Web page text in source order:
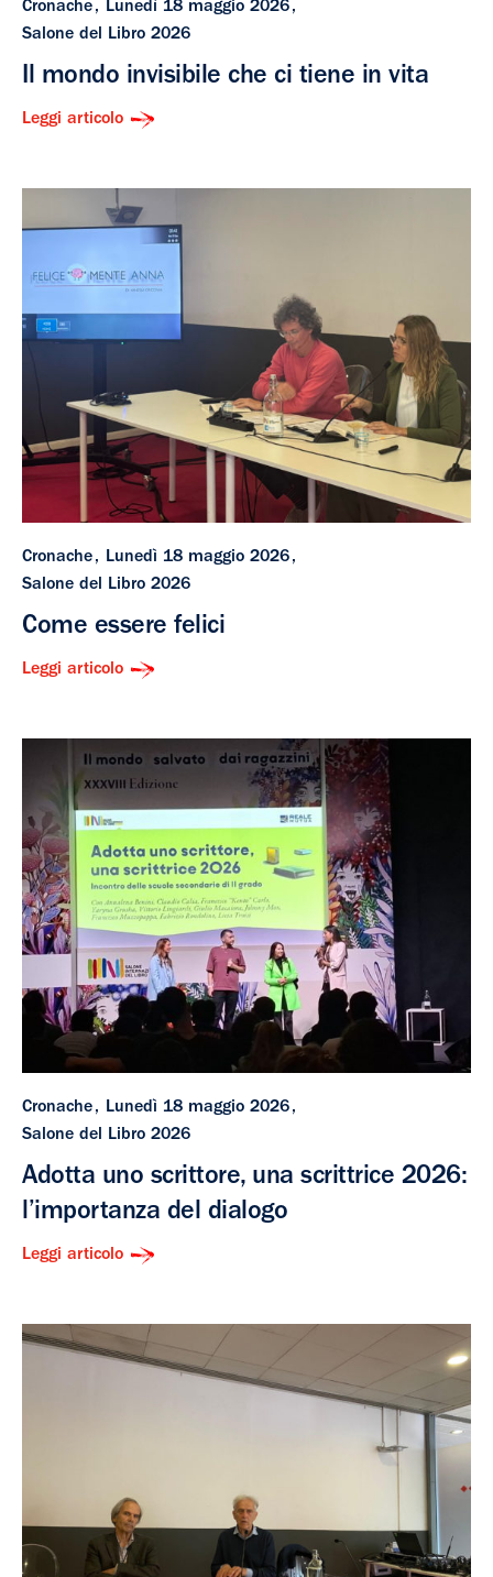
Cronache
Lunedì 18 maggio 2026
Salone del Libro 2026
Il mondo invisibile che ci tiene in vita
Leggi articolo
Cronache
Lunedì 18 maggio 2026
Salone del Libro 2026
Come essere felici
Leggi articolo
Cronache
Lunedì 18 maggio 2026
Salone del Libro 2026
Adotta uno scrittore, una scrittrice 2026:
l’importanza del dialogo
Leggi articolo